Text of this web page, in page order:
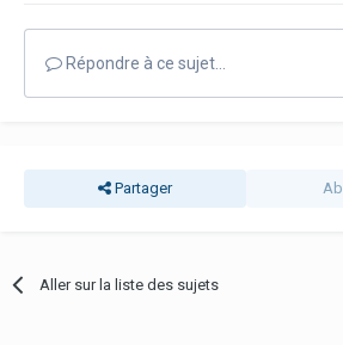
Répondre à ce sujet…
Partager
Aller sur la liste des sujets